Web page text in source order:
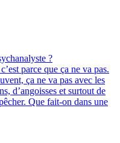
?
parce que ça ne va pas.
ça ne va pas avec les
d’angoisses et surtout de
Que fait-on dans une